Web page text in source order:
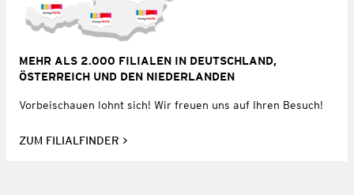
MEHR ALS 2.000 FILIALEN IN DEUTSCHLAND,
ÖSTERREICH UND DEN NIEDERLANDEN
Vorbeischauen lohnt sich! Wir freuen uns auf Ihren Besuch!
ZUM FILIALFINDER